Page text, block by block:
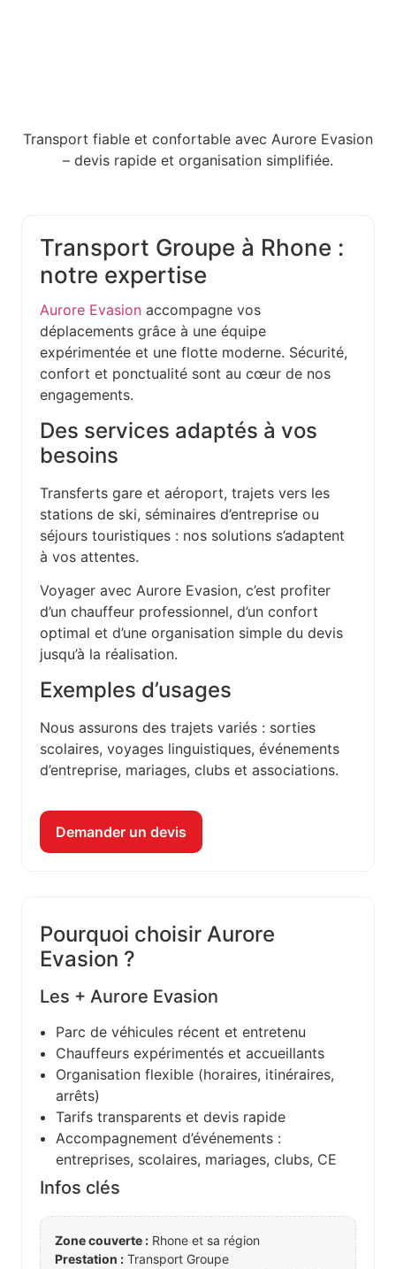
Transport fiable et confortable avec Aurore Evasion
– devis rapide et organisation simplifiée.
Transport Groupe à Rhone :
notre expertise
Aurore Evasion accompagne vos
déplacements grâce à une équipe
expérimentée et une flotte moderne. Sécurité,
confort et ponctualité sont au cœur de nos
engagements.
Des services adaptés à vos
besoins
Transferts gare et aéroport, trajets vers les
stations de ski, séminaires d’entreprise ou
séjours touristiques : nos solutions s’adaptent
à vos attentes.
Voyager avec Aurore Evasion, c’est profiter
d’un chauffeur professionnel, d’un confort
optimal et d’une organisation simple du devis
jusqu’à la réalisation.
Exemples d’usages
Nous assurons des trajets variés : sorties
scolaires, voyages linguistiques, événements
d’entreprise, mariages, clubs et associations.
Demander un devis
Pourquoi choisir Aurore
Evasion ?
Les + Aurore Evasion
Parc de véhicules récent et entretenu
Chauffeurs expérimentés et accueillants
Organisation flexible (horaires, itinéraires,
arrêts)
Tarifs transparents et devis rapide
Accompagnement d’événements :
entreprises, scolaires, mariages, clubs, CE
Infos clés
Zone couverte : Rhone et sa région
Prestation : Transport Groupe